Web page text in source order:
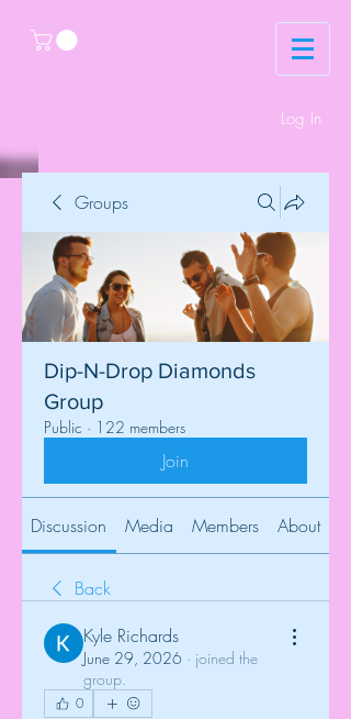
Log In
Groups
Dip-N-Drop Diamonds
Group
Public · 122 members
Join
Discussion Media Members About
Back
Kyle Richards
June 29, 2026 · joined the
group.
0